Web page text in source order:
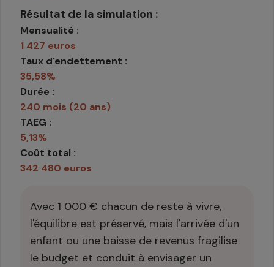
Résultat de la simulation :
Mensualité :
1 427 euros
Taux d'endettement :
35,58%
Durée :
240 mois (20 ans)
TAEG :
5,13%
Coût total :
342 480 euros
Avec 1 000 € chacun de reste à vivre,
l'équilibre est préservé, mais l'arrivée d'un
enfant ou une baisse de revenus fragilise
le budget et conduit à envisager un